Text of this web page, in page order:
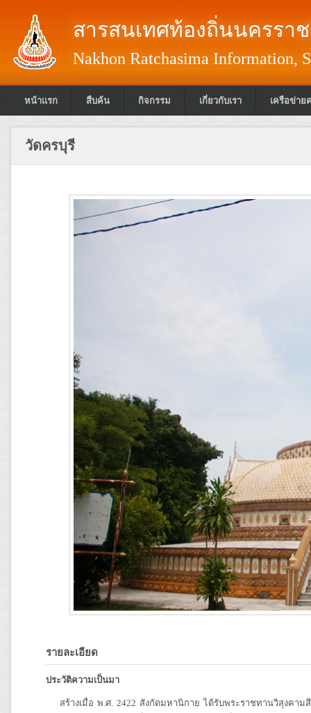
สารสนเทศท้องถิ่นนครรา
Nakhon Ratchasima Information,
หน้าแรก สืบค้น กิจกรรม เกี่ยวกับเรา เครือข่าย
วัดครบุรี
รายละเอียด
ประวัติความเป็นมา
สร้างเมื่อ พ.ศ. 2422 สังกัดมหานิกาย ได้รับพระราชทานวิสุงคาม